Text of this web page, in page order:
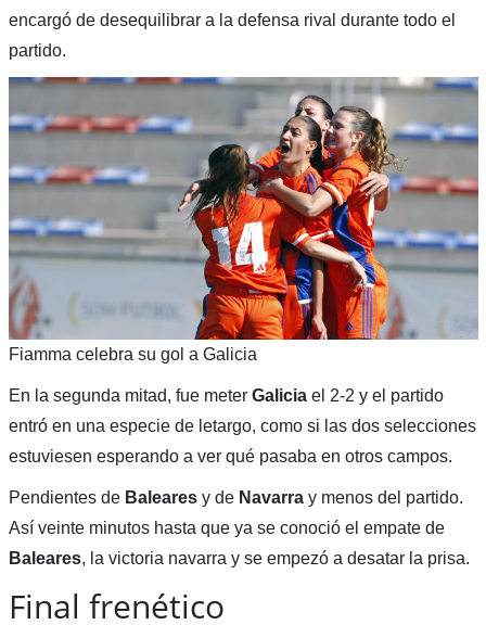
encargó de desequilibrar a la defensa rival durante todo el
partido.
Fiamma celebra su gol a Galicia
En la segunda mitad, fue meter Galiciael 2-2 y el partido
entró en una especie de letargo, como si las dos selecciones
estuviesen esperando a ver qué pasaba en otros campos.
Pendientes de Balearesy de Navarray menos del partido.
Así veinte minutos hasta que ya se conoció el empate de
Baleares, la victoria navarra y se empezó a desatar la prisa.
Final frenético